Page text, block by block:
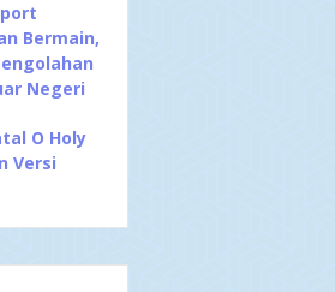
Bermain,
Negeri
O Holy
Versi